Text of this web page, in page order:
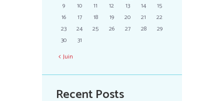
9
10 11 12 13 14
15
16
17 18 19 20 21
22
23
24 25 26 27 28
29
30
31
Juin
Recent Posts